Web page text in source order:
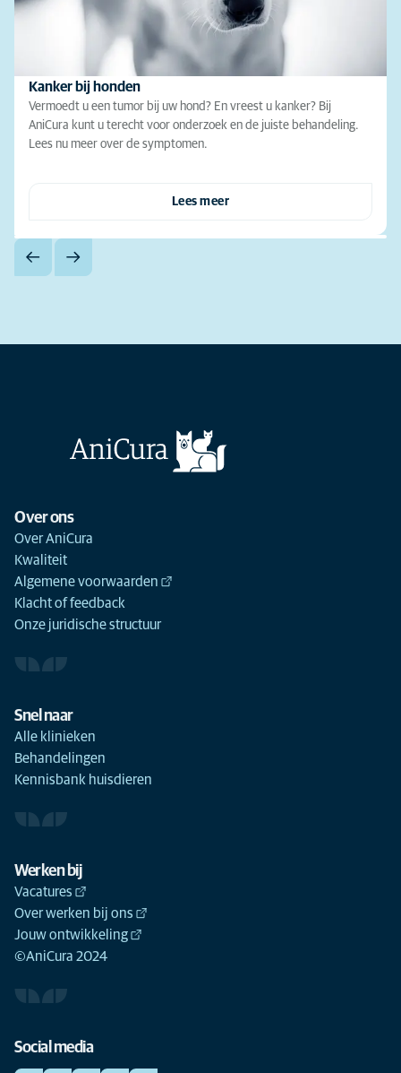
Kanker bij honden
Vermoedt u een tumor bij uw hond? En vreest u kanker? Bij
AniCura kunt u terecht voor onderzoek en de juiste behandeling.
Lees nu meer over de symptomen.
Lees meer
Over ons
Over AniCura
Kwaliteit
Algemene voorwaarden
Klacht of feedback
Onze juridische structuur
Snel naar
Alle klinieken
Behandelingen
Kennisbank huisdieren
Werken bij
Vacatures
Over werken bij ons
Jouw ontwikkeling
©AniCura 2024
Social media